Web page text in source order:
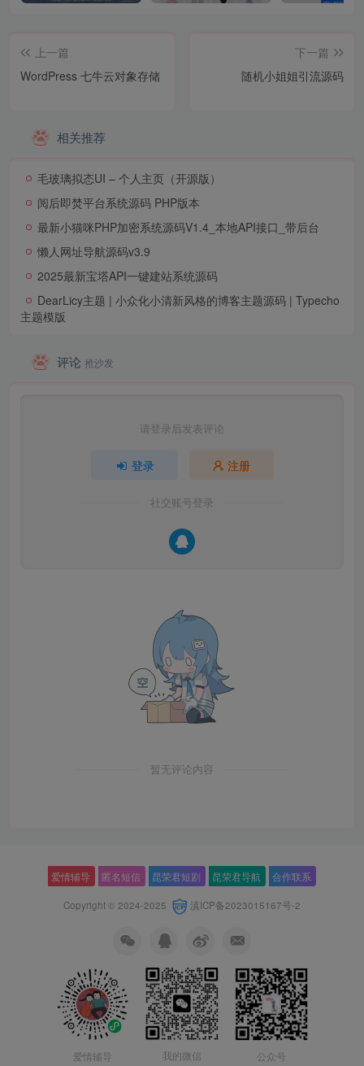
上一篇
WordPress 七牛云对象存储
下一篇
随机小姐姐引流源码
相关推荐
毛玻璃拟态UI – 个人主页（开源版）
阅后即焚平台系统源码 PHP版本
最新小猫咪PHP加密系统源码V1.4_本地API接口_带后台
懒人网址导航源码v3.9
2025最新宝塔API一键建站系统源码
DearLicy主题 | 小众化小清新风格的博客主题源码 | Typecho
主题模版
评论 抢沙发
请登录后发表评论
登录 注册
社交账号登录
暂无评论内容
爱情辅导 匿名短信 昆荣君短剧 昆荣君导航 合作联系
Copyright © 2024-2025 滇ICP备2023015167号-2
爱情辅导 我的微信 公众号